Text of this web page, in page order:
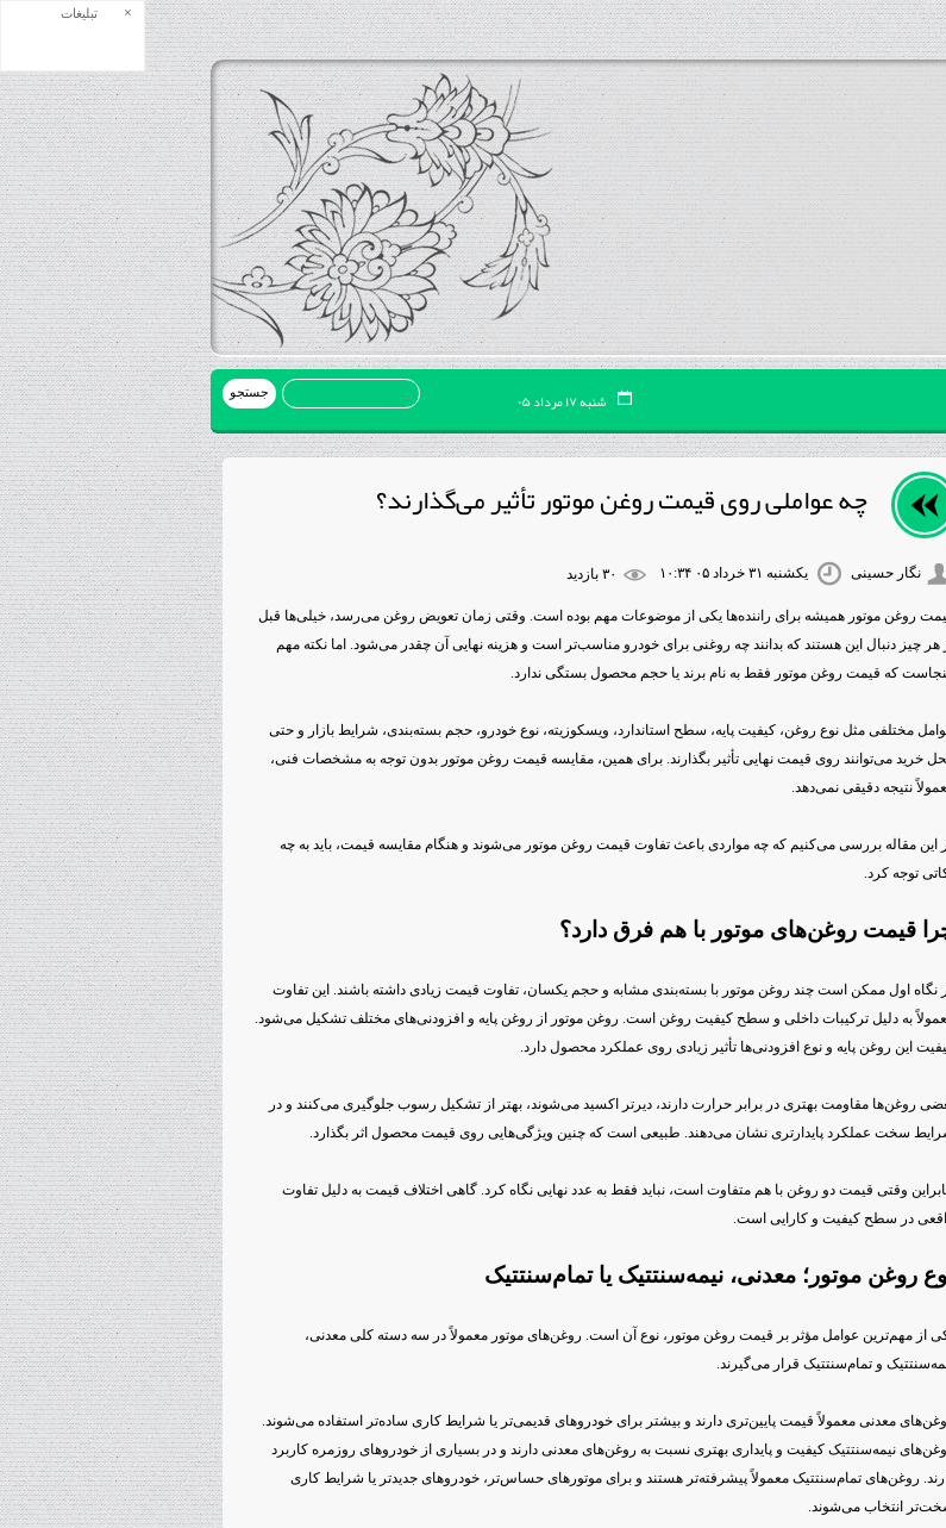
شنبه ۱۷ مرداد ۰۵
چه عواملی روی قیمت روغن موتور تأثیر می‌گذارند؟
نگار حسینی یکشنبه ۳۱ خرداد ۰۵ ۱۰:۳۴
روغن موتور همیشه برای راننده‌ها یکی از موضوعات مهم بوده است. وقتی زمان تعویض روغن می‌رسد، خیلی‌ها قبل
هر چیز دنبال این هستند که بدانند چه روغنی برای خودرو مناسب‌تر است و هزینه نهایی آن چقدر می‌شود. اما نکته مهم
که قیمت روغن موتور فقط به نام برند یا حجم محصول بستگی ندارد.
مختلفی مثل نوع روغن، کیفیت پایه، سطح استاندارد، ویسکوزیته، نوع خودرو، حجم بسته‌بندی، شرایط بازار و حتی
خرید می‌توانند روی قیمت نهایی تأثیر بگذارند. برای همین، مقایسه قیمت روغن موتور بدون توجه به مشخصات فنی،
نتیجه دقیقی نمی‌دهد.
این مقاله بررسی می‌کنیم که چه مواردی باعث تفاوت قیمت روغن موتور می‌شوند و هنگام مقایسه قیمت، باید به چه
توجه کرد.
قیمت روغن‌های موتور با هم فرق دارد؟
نگاه اول ممکن است چند روغن موتور با بسته‌بندی مشابه و حجم یکسان، تفاوت قیمت زیادی داشته باشند. این تفاوت
به دلیل ترکیبات داخلی و سطح کیفیت روغن است. روغن موتور از روغن پایه و افزودنی‌های مختلف تشکیل می‌شود.
این روغن پایه و نوع افزودنی‌ها تأثیر زیادی روی عملکرد محصول دارد.
روغن‌ها مقاومت بهتری در برابر حرارت دارند، دیرتر اکسید می‌شوند، بهتر از تشکیل رسوب جلوگیری می‌کنند و در
سخت عملکرد پایدارتری نشان می‌دهند. طبیعی است که چنین ویژگی‌هایی روی قیمت محصول اثر بگذارد.
وقتی قیمت دو روغن با هم متفاوت است، نباید فقط به عدد نهایی نگاه کرد. گاهی اختلاف قیمت به دلیل تفاوت
در سطح کیفیت و کارایی است.
روغن موتور؛ معدنی، نیمه‌سنتتیک یا تمام‌سنتتیک
از مهم‌ترین عوامل مؤثر بر قیمت روغن موتور، نوع آن است. روغن‌های موتور معمولاً در سه دسته کلی معدنی،
و تمام‌سنتتیک قرار می‌گیرند.
معدنی معمولاً قیمت پایین‌تری دارند و بیشتر برای خودروهای قدیمی‌تر یا شرایط کاری ساده‌تر استفاده می‌شوند.
نیمه‌سنتتیک کیفیت و پایداری بهتری نسبت به روغن‌های معدنی دارند و در بسیاری از خودروهای روزمره کاربرد
روغن‌های تمام‌سنتتیک معمولاً پیشرفته‌تر هستند و برای موتورهای حساس‌تر، خودروهای جدیدتر یا شرایط کاری
انتخاب می‌شوند.
تبلیغات ×